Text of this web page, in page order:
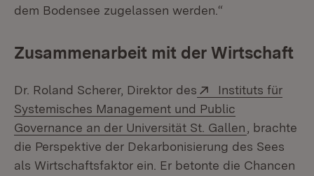
dem Bodensee zugelassen werden.“
Zusammenarbeit mit der Wirtschaft
Dr. Roland Scherer, Direktor des Extern:
Instituts für
Systemisches Management und Public
Governance an der Universität St. Gallen (Öffnet in
, brachte
die Perspektive der Dekarbonisierung des Sees
als Wirtschaftsfaktor ein. Er betonte die Chancen